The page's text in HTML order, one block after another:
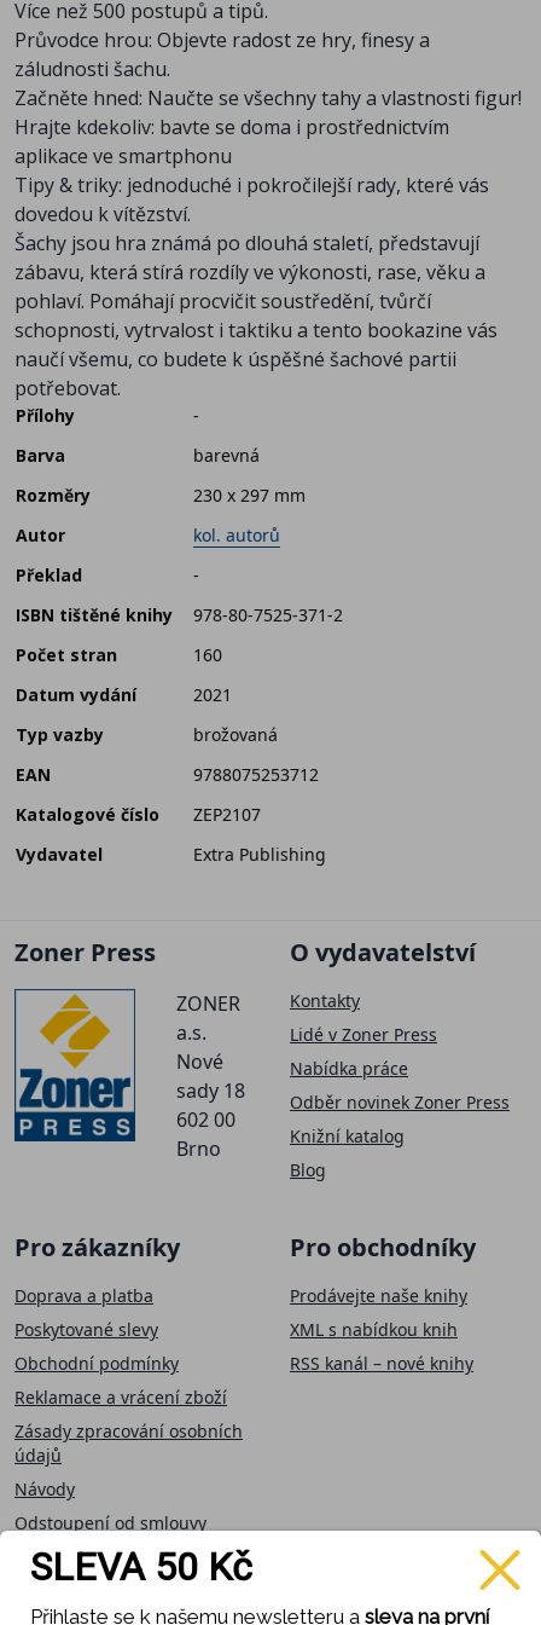
Více než 500 postupů a tipů.
Průvodce hrou: Objevte radost ze hry, finesy a
záludnosti šachu.
Začněte hned: Naučte se všechny tahy a vlastnosti figur!
Hrajte kdekoliv: bavte se doma i prostřednictvím
aplikace ve smartphonu
Tipy & triky: jednoduché i pokročilejší rady, které vás
dovedou k vítězství.
Šachy jsou hra známá po dlouhá staletí, představují
zábavu, která stírá rozdíly ve výkonosti, rase, věku a
pohlaví. Pomáhají procvičit soustředění, tvůrčí
schopnosti, vytrvalost i taktiku a tento bookazine vás
naučí všemu, co budete k úspěšné šachové partii
potřebovat.
Přílohy
-
Barva
barevná
Rozměry
230 x 297 mm
Autor
kol. autorů
Překlad
-
ISBN tištěné knihy
978-80-7525-371-2
Počet stran
160
Datum vydání
2021
Typ vazby
brožovaná
EAN
9788075253712
Katalogové číslo
ZEP2107
Vydavatel
Extra Publishing
Zoner Press
ZONER
a.s.
Nové
sady 18
602 00
Brno
O vydavatelství
Kontakty
Lidé v Zoner Press
Nabídka práce
Odběr novinek Zoner Press
Knižní katalog
Blog
Pro zákazníky
Doprava a platba
Poskytované slevy
Obchodní podmínky
Reklamace a vrácení zboží
Zásady zpracování osobních
údajů
Návody
Odstoupení od smlouvy
Pro obchodníky
Prodávejte naše knihy
XML s nabídkou knih
RSS kanál – nové knihy
Přijímáme on-line
Sledujte nás
SLEVA 50 Kč
Přihlaste se k našemu newsletteru a sleva na první